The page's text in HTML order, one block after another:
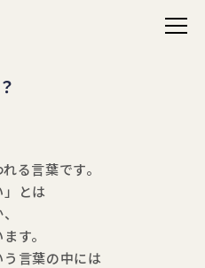
メニ
る言葉です。
」とは
す。
言葉の中には